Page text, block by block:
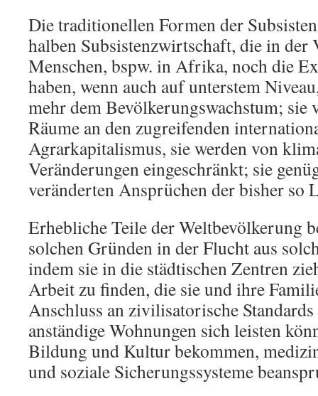
Die traditionellen Formen der
halben Subsistenzwirtschaft, die in der
Menschen, bspw. in Afrika, noch die
haben, wenn auch auf unterstem
mehr dem Bevölkerungswachstum; sie
Räume an den zugreifenden
Agrarkapitalismus, sie werden von
Veränderungen eingeschränkt; sie
veränderten Ansprüchen der bisher so
Erhebliche Teile der Weltbevölkerung
solchen Gründen in der Flucht aus
indem sie in die städtischen Zentren
Arbeit zu finden, die sie und ihre
Anschluss an zivilisatorische
anständige Wohnungen sich leisten
Bildung und Kultur bekommen,
und soziale Sicherungssysteme